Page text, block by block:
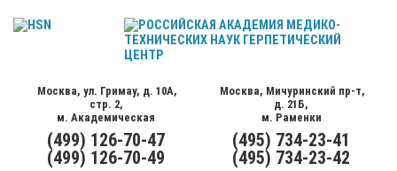
Москва, ул. Гримау, д. 10А,
стр. 2,
м. Академическая
(499) 126-70-47
(499) 126-70-49
Москва, Мичуринский пр-т,
д. 21Б,
м. Раменки
(495) 734-23-41
(495) 734-23-42